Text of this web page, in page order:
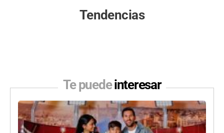
Tendencias
Te puedeinteresar